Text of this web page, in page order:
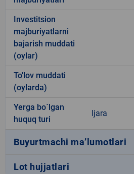
Investitsion
majburiyatlarni
bajarish muddati
(oylar)
To'lov muddati
(oylarda)
Yerga bo`lgan
huquq turi
Ijara
Buyurtmachi ma’lumotlari
Lot hujjatlari